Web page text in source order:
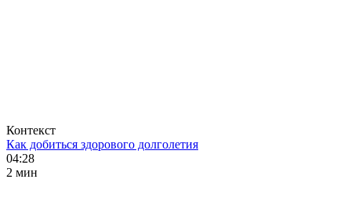
Контекст
Как добиться здорового долголетия
04:28
2 мин